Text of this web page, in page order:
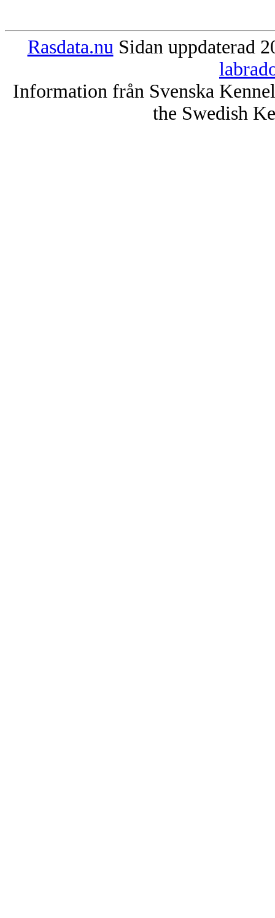
Rasdata.nu Sidan uppdaterad
Information från Svenska
the Swedish